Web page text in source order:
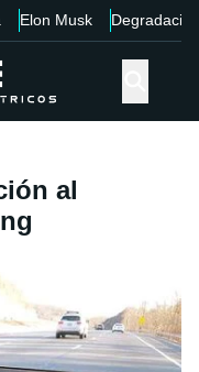
Elon Musk Degradación
al